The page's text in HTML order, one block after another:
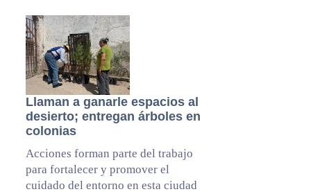
Llaman a ganarle espacios al
desierto; entregan árboles en
colonias
Acciones forman parte del trabajo
para fortalecer y promover el
cuidado del entorno en esta ciudad